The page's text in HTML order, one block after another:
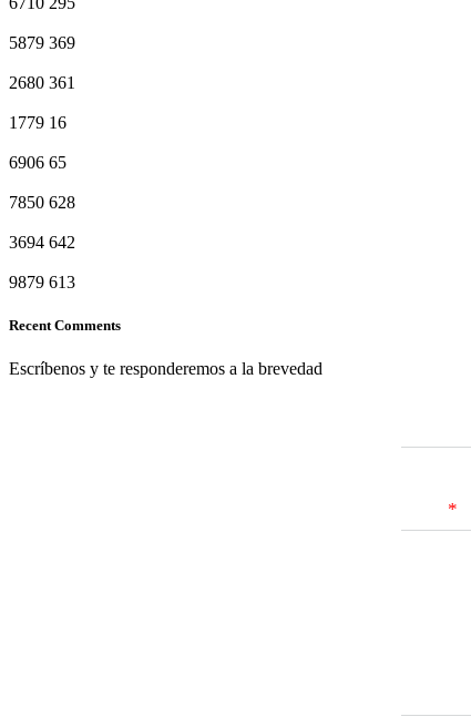
5879 369
2680 361
1779 16
6906 65
7850 628
3694 642
9879 613
Recent Comments
Escríbenos y te responderemos a la brevedad